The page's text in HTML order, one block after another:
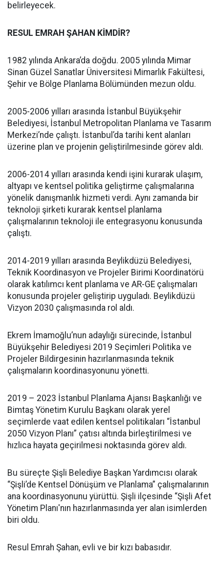
belirleyecek.
RESUL EMRAH ŞAHAN KİMDİR?
1982 yılında Ankara’da doğdu. 2005 yılında Mimar
Sinan Güzel Sanatlar Üniversitesi Mimarlık Fakültesi,
Şehir ve Bölge Planlama Bölümünden mezun oldu.
2005-2006 yılları arasında İstanbul Büyükşehir
Belediyesi, İstanbul Metropolitan Planlama ve Tasarım
Merkezi’nde çalıştı. İstanbul’da tarihi kent alanları
üzerine plan ve projenin geliştirilmesinde görev aldı.
2006-2014 yılları arasında kendi işini kurarak ulaşım,
altyapı ve kentsel politika geliştirme çalışmalarına
yönelik danışmanlık hizmeti verdi. Aynı zamanda bir
teknoloji şirketi kurarak kentsel planlama
çalışmalarının teknoloji ile entegrasyonu konusunda
çalıştı.
2014-2019 yılları arasında Beylikdüzü Belediyesi,
Teknik Koordinasyon ve Projeler Birimi Koordinatörü
olarak katılımcı kent planlama ve AR-GE çalışmaları
konusunda projeler geliştirip uyguladı. Beylikdüzü
Vizyon 2030 çalışmasında rol aldı.
Ekrem İmamoğlu’nun adaylığı sürecinde, İstanbul
Büyükşehir Belediyesi 2019 Seçimleri Politika ve
Projeler Bildirgesinin hazırlanmasında teknik
çalışmaların koordinasyonunu yönetti.
2019 – 2023 İstanbul Planlama Ajansı Başkanlığı ve
Bimtaş Yönetim Kurulu Başkanı olarak yerel
seçimlerde vaat edilen kentsel politikaları “İstanbul
2050 Vizyon Planı” çatısı altında birleştirilmesi ve
hızlıca hayata geçirilmesi noktasında görev aldı.
Bu süreçte Şişli Belediye Başkan Yardımcısı olarak
“Şişli’de Kentsel Dönüşüm ve Planlama” çalışmalarının
ana koordinasyonunu yürüttü. Şişli ilçesinde “Şişli Afet
Yönetim Planı'nın hazırlanmasında yer alan isimlerden
biri oldu.
Resul Emrah Şahan, evli ve bir kızı babasıdır.